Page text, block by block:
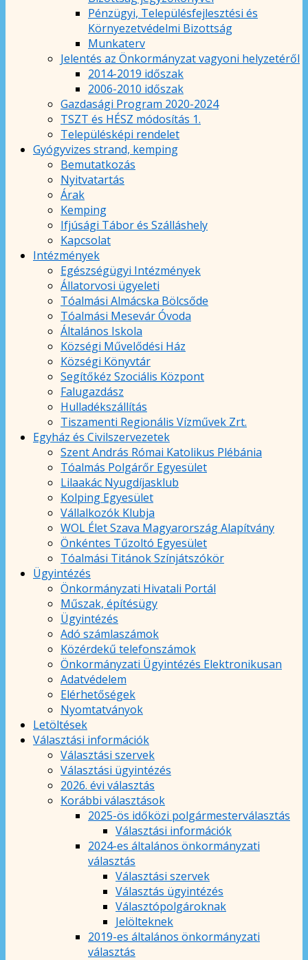
Pénzügyi, Településfejlesztési és
Környezetvédelmi Bizottság
Munkaterv
Jelentés az Önkormányzat vagyoni helyzetéről
2014-2019 időszak
2006-2010 időszak
Gazdasági Program 2020-2024
TSZT és HÉSZ módosítás 1.
Településképi rendelet
Gyógyvizes strand, kemping
Bemutatkozás
Nyitvatartás
Árak
Kemping
Ifjúsági Tábor és Szálláshely
Kapcsolat
Intézmények
Egészségügyi Intézmények
Állatorvosi ügyeleti
Tóalmási Almácska Bölcsőde
Tóalmási Mesevár Óvoda
Általános Iskola
Községi Művelődési Ház
Községi Könyvtár
Segítőkéz Szociális Központ
Falugazdász
Hulladékszállítás
Tiszamenti Regionális Vízművek Zrt.
Egyház és Civilszervezetek
Szent András Római Katolikus Plébánia
Tóalmás Polgárőr Egyesület
Lilaakác Nyugdíjasklub
Kolping Egyesület
Vállalkozók Klubja
WOL Élet Szava Magyarország Alapítvány
Önkéntes Tűzoltó Egyesület
Tóalmási Titánok Színjátszókör
Ügyintézés
Önkormányzati Hivatali Portál
Műszak, építésügy
Ügyintézés
Adó számlaszámok
Közérdekű telefonszámok
Önkormányzati Ügyintézés Elektronikusan
Adatvédelem
Elérhetőségek
Nyomtatványok
Letöltések
Választási információk
Választási szervek
Választási ügyintézés
2026. évi választás
Korábbi választások
2025-ös időközi polgármesterválasztás
Választási információk
2024-es általános önkormányzati
választás
Választási szervek
Választás ügyintézés
Választópolgároknak
Jelölteknek
2019-es általános önkormányzati
választás